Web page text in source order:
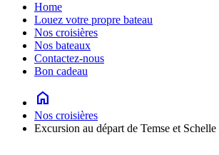
Home
Louez votre propre bateau
Nos croisières
Nos bateaux
Contactez-nous
Bon cadeau
home
Nos croisières
Excursion au départ de Temse et